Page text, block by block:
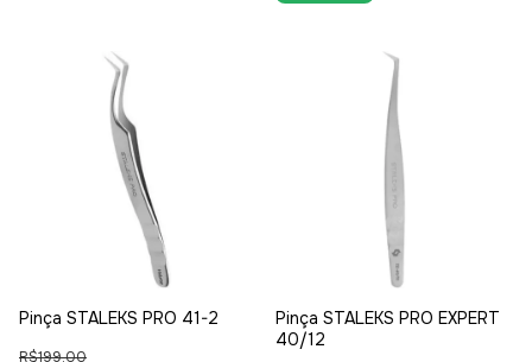
Pinça STALEKS PRO 41-2
R$199,00
Pinça STALEKS PRO EXPERT
40/12